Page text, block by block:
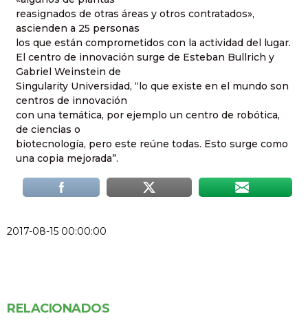
reasignados de otras áreas y otros contratados»,
ascienden a 25 personas
los que están comprometidos con la actividad del lugar.
El centro de innovación surge de Esteban Bullrich y
Gabriel Weinstein de
Singularity Universidad, “lo que existe en el mundo son
centros de innovación
con una temática, por ejemplo un centro de robótica,
de ciencias o
biotecnología, pero este reúne todas. Esto surge como
una copia mejorada”.
2017-08-15 00:00:00
RELACIONADOS